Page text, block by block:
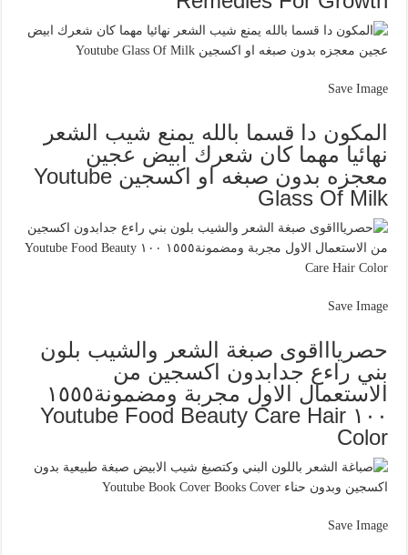
Save Image
المكون دا قسما بالله يمنع شيب الشعر
نهائيا مهما كان شعرك ابيض عجين
معجزه بدون صبغه او اكسجين Youtube
Glass Of Milk
Save Image
حصرياااقوى صبغة الشعر والشيب بلون
بني راءع جدابدون اكسجين من
الاستعمال الاول مجربة ومضمونة١٥٥٥
١٠٠ Youtube Food Beauty Care Hair
Color
Save Image